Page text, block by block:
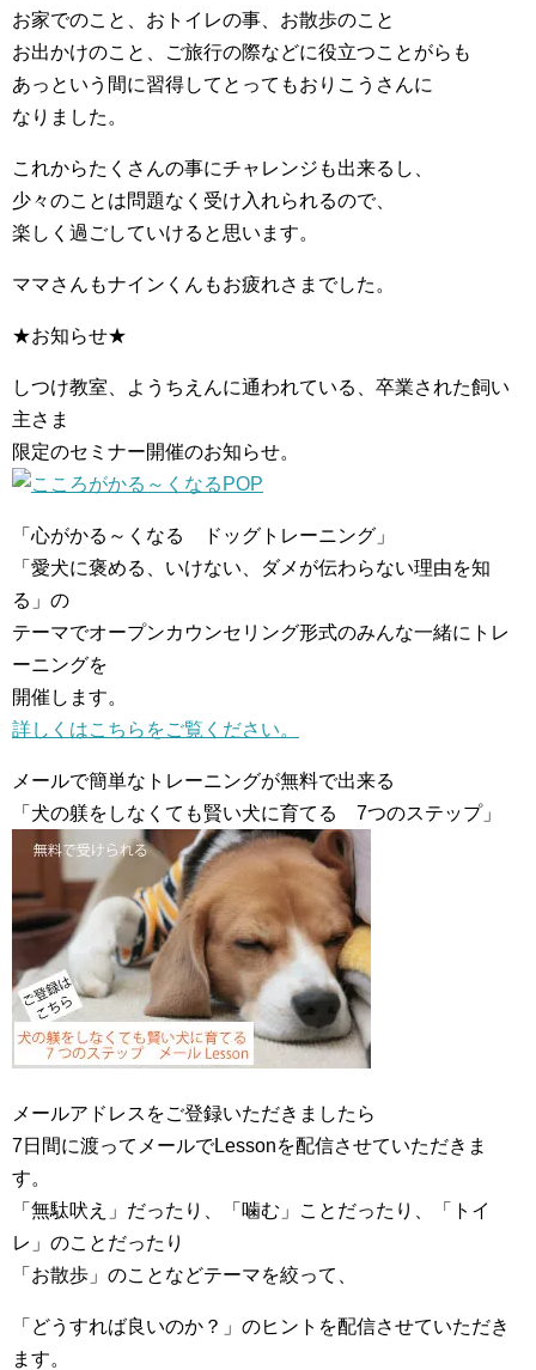
お家でのこと、おトイレの事、お散歩のこと
お出かけのこと、ご旅行の際などに役立つことがらも
あっという間に習得してとってもおりこうさんに
なりました。
これからたくさんの事にチャレンジも出来るし、
少々のことは問題なく受け入れられるので、
楽しく過ごしていけると思います。
ママさんもナインくんもお疲れさまでした。
★お知らせ★
しつけ教室、ようちえんに通われている、卒業された飼い
主さま
限定のセミナー開催のお知らせ。
「心がかる～くなる ドッグトレーニング」
「愛犬に褒める、いけない、ダメが伝わらない理由を知
る」の
テーマでオープンカウンセリング形式のみんな一緒にトレ
ーニングを
開催します。
詳しくはこちらをご覧ください。
メールで簡単なトレーニングが無料で出来る
「犬の躾をしなくても賢い犬に育てる 7つのステップ」
メールアドレスをご登録いただきましたら
7日間に渡ってメールでLessonを配信させていただきま
す。
「無駄吠え」だったり、「噛む」ことだったり、「トイ
レ」のことだったり
「お散歩」のことなどテーマを絞って、
「どうすれば良いのか？」のヒントを配信させていただき
ます。